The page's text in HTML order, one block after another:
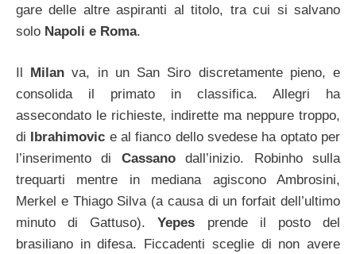
gare delle altre aspiranti al titolo, tra cui si salvano
solo Napoli e Roma.
Il Milanva, in un San Siro discretamente pieno, e
consolida il primato in classifica. Allegri ha
assecondato le richieste, indirette ma neppure troppo,
di Ibrahimovic e al fianco dello svedese ha optato per
l’inserimento di Cassanodall’inizio. Robinho sulla
trequarti mentre in mediana agiscono Ambrosini,
Merkel e Thiago Silva (a causa di un forfait dell’ultimo
minuto di Gattuso).Yepes prende il posto del
brasiliano in difesa. Ficcadenti sceglie di non avere